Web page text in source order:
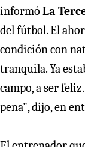
informó La
del fútbol. El
condición con
tranquila. Ya
campo, a ser
pena", dijo, en